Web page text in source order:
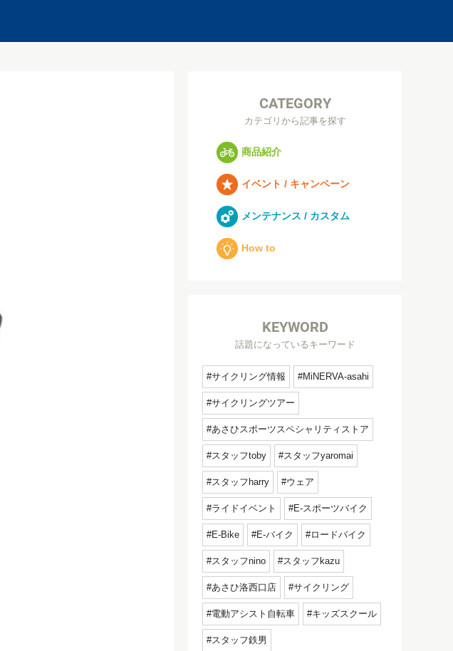
CATEGORY
カテゴリから記事を探す
商品紹介
イベント / キャンペーン
メンテナンス / カスタム
How to
KEYWORD
話題になっているキーワード
サイクリング情報 MiNERVA-asahi
サイクリングツアー
あさひスポーツスペシャリティストア
スタッフtoby スタッフyaromai
スタッフharry ウェア
ライドイベント E-スポーツバイク
E-Bike E-バイク ロードバイク
スタッフnino スタッフkazu
あさひ洛西口店 サイクリング
電動アシスト自転車 キッズスクール
スタッフ鉄男